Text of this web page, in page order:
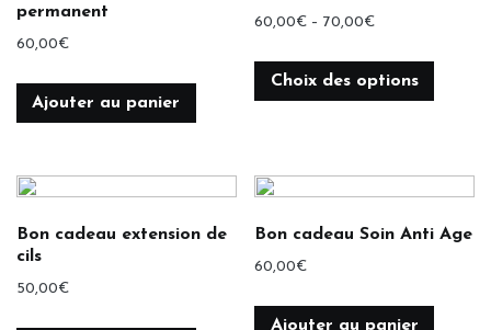
permanent
60,00€
Ajouter au panier
60,00€ –70,00€
Choix des options
Bon cadeau extension de
cils
50,00€
Bon cadeau Soin Anti Age
60,00€
Ajouter au panier